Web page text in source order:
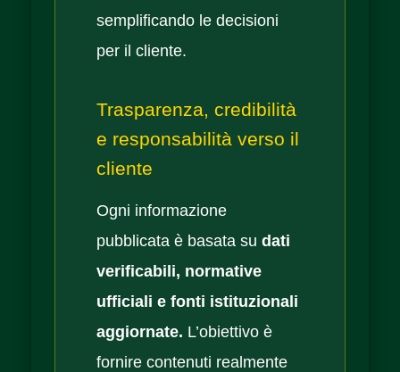
semplificando le decisioni
per il cliente.
Trasparenza, credibilità
e responsabilità verso il
cliente
Ogni informazione
pubblicata è basata sudati
verificabili, normative
ufficiali e fonti istituzionali
aggiornate. L’obiettivo è
fornire contenuti realmente